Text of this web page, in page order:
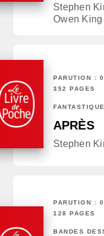
Stephen
Owen King
PARUTION :
352 PAGES
APRÈS
Stephen
PARUTION :
128 PAGES
BANDES